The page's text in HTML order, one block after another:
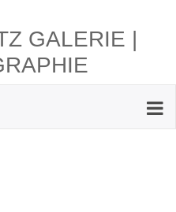
GALERIE |